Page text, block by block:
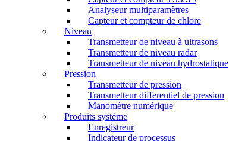
Analyseur multiparamètres
Capteur et compteur de chlore
Niveau
Transmetteur de niveau à ultrasons
Transmetteur de niveau radar
Transmetteur de niveau hydrostatique
Pression
Transmetteur de pression
Transmetteur differentiel de pression
Manomètre numérique
Produits système
Enregistreur
Indicateur de processus